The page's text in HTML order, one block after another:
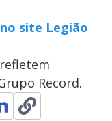
site Legião
Record.